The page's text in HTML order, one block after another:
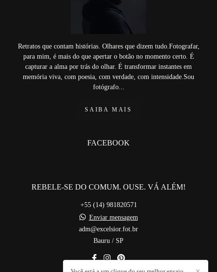
Retratos que contam histórias. Olhares que dizem tudo.Fotografar,
para mim, é mais do que apertar o botão no momento certo. É
capturar a alma por trás do olhar. É transformar instantes em
memória viva, com poesia, com verdade, com intensidade.Sou
fotógrafo...
SAIBA MAIS
FACEBOOK
REBELE-SE DO COMUM. OUSE. VÁ ALÉM!
+55 (14) 981820571
Enviar mensagem
adm@excelsior.fot.br
Bauru / SP